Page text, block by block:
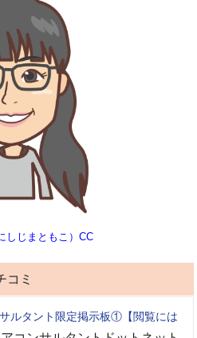
しじまともこ）CC
コミ
ルタント限定掲示板①【閲覧には